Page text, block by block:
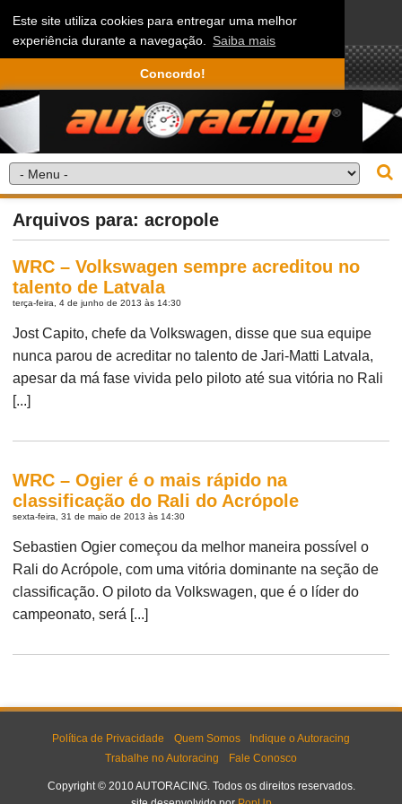
Este site utiliza cookies para entregar uma melhor
experiência durante a navegação. Saiba mais
Concordo!
Arquivos para: acropole
WRC – Volkswagen sempre acreditou no
talento de Latvala
terça-feira, 4 de junho de 2013 às 14:30
Jost Capito, chefe da Volkswagen, disse que sua equipe
nunca parou de acreditar no talento de Jari-Matti Latvala,
apesar da má fase vivida pelo piloto até sua vitória no Rali
[...]
WRC – Ogier é o mais rápido na
classificação do Rali do Acrópole
sexta-feira, 31 de maio de 2013 às 14:30
Sebastien Ogier começou da melhor maneira possível o
Rali do Acrópole, com uma vitória dominante na seção de
classificação. O piloto da Volkswagen, que é o líder do
campeonato, será [...]
Política de Privacidade Quem Somos
Indique o Autoracing
Trabalhe no Autoracing
Fale Conosco
Copyright © 2010 AUTORACING. Todos os direitos reservados.